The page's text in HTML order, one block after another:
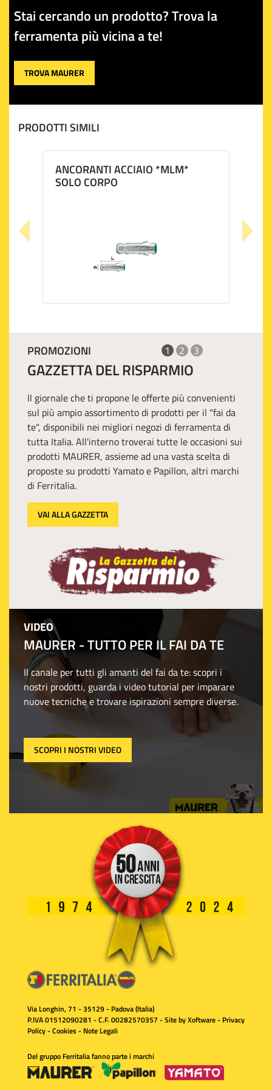
Il brand Maurer è conosciuto per il suo impegno nella
produzione di utensili e accessori per ferramenta di
alta qualità, e questa prolunga non fa eccezione. Si
tratta di una scelta ideale per professionisti che non
vogliono compromessi in termini di durabilità e
efficienza.
Stai cercando un prodotto? Trova la
ferramenta più vicina a te!
TROVA MAURER
PRODOTTI SIMILI
ANCORANTI ACCIAIO *MLM*
SOLO CORPO
PROMOZIONI 1 2 3
GAZZETTA DEL RISPARMIO
Il giornale che ti propone le offerte più convenienti
sul più ampio assortimento di prodotti per il "fai da
te", disponibili nei migliori negozi di ferramenta di
tutta Italia. All'interno troverai tutte le occasioni sui
prodotti MAURER, assieme ad una vasta scelta di
proposte su prodotti Yamato e Papillon, altri marchi
di Ferritalia.
VAI ALLA GAZZETTA
VIDEO
MAURER - TUTTO PER IL FAI DA TE
Il canale per tutti gli amanti del fai da te: scopri i
nostri prodotti, guarda i video tutorial per imparare
nuove tecniche e trovare ispirazioni sempre diverse.
SCOPRI I NOSTRI VIDEO
Via Longhin, 71 - 35129 - Padova (Italia)
P.IVA 01512090281 - C.F. 00282570357 - Site byXoftware- Privacy
Policy-Cookies- Note Legali
Del gruppo Ferritalia fanno parte i marchi